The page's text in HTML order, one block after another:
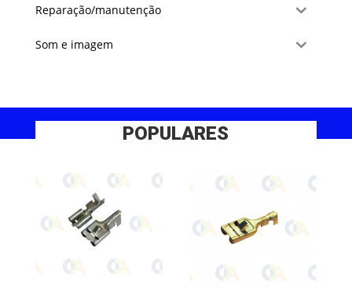
Reparação/manutenção
Som e imagem
POPULARES